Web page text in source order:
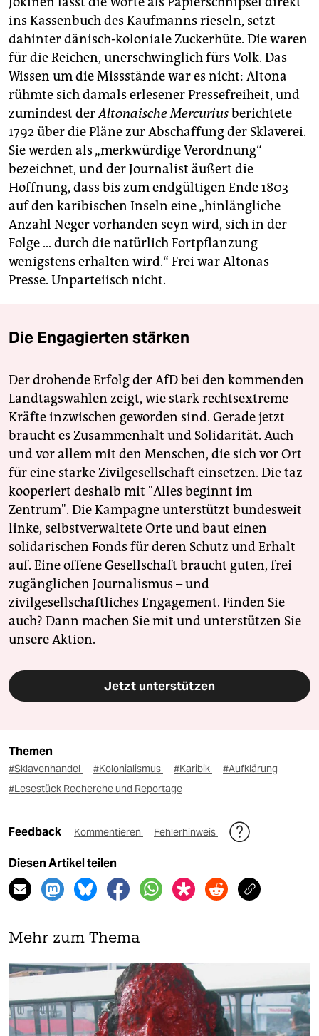
ins Kassenbuch des Kaufmanns rieseln, setzt
dahinter dänisch-koloniale Zuckerhüte. Die waren
für die Reichen, unerschwinglich fürs Volk. Das
Wissen um die Missstände war es nicht: Altona
rühmte sich damals erlesener Pressefreiheit, und
zumindest derAltonaische Mercuriusberichtete
1792 über die Pläne zur Abschaffung der Sklaverei.
Sie werden als „merkwürdige Verordnung“
bezeichnet, und der Journalist äußert die
Hoffnung, dass bis zum endgültigen Ende 1803
auf den karibischen Inseln eine „hinlängliche
Anzahl Neger vorhanden seyn wird, sich in der
Folge … durch die natürlich Fortpflanzung
wenigstens erhalten wird.“ Frei war Altonas
Presse. Unparteiisch nicht.
Die Engagierten stärken
Der drohende Erfolg der AfD bei den kommenden
Landtagswahlen zeigt, wie stark rechtsextreme
Kräfte inzwischen geworden sind. Gerade jetzt
braucht es Zusammenhalt und Solidarität. Auch
und vor allem mit den Menschen, die sich vor Ort
für eine starke Zivilgesellschaft einsetzen. Die taz
kooperiert deshalb mit "Alles beginnt im
Zentrum". Die Kampagne unterstützt bundesweit
linke, selbstverwaltete Orte und baut einen
solidarischen Fonds für deren Schutz und Erhalt
auf. Eine offene Gesellschaft braucht guten, frei
zugänglichen Journalismus – und
zivilgesellschaftliches Engagement. Finden Sie
auch? Dann machen Sie mit und unterstützen Sie
unsere Aktion.
Jetzt unterstützen
Themen
#Sklavenhandel #Kolonialismus #Karibik
#Aufklärung
#Lesestück Recherche und Reportage
Feedback Kommentieren Fehlerhinweis
Diesen Artikel teilen
Mehr zum Thema